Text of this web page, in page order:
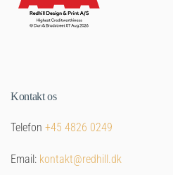
Kontakt os
Telefon +45 4826 0249
Email: kontakt@redhill.dk